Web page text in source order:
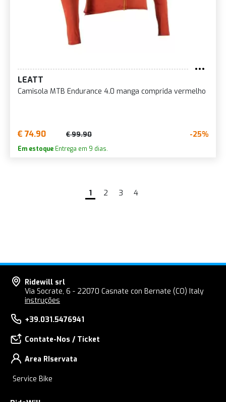
LEATT
Camisola MTB Endurance 4.0 manga comprida vermelho
€ 74.90 € 99.90 -25%
Em estoque Entrega em 9 dias.
1 2 3 4
Ridewill srl
Via Socrate, 6 - 22070 Casnate con Bernate (CO) Italy
instruções
+39.031.5476941
Contate-Nos / Ticket
Area RIservata
Service Bike